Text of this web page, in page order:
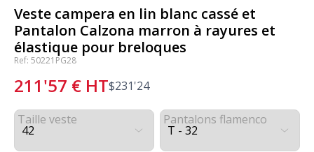
Veste campera en lin blanc cassé et
Pantalon Calzona marron à rayures et
élastique pour breloques
Ref: 50221PG28
211'57 € HT$231'24
Taille veste Pantalons flamenco